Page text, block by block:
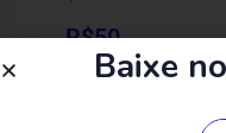
R$50
Baixe